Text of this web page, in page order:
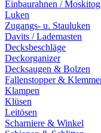
Einbaurahnen /
Luken
Zugangs- u. Stauluken
Davits / Lademasten
Decksbeschläge
Deckorganizer
Decksaugen & Bolzen
Fallenstopper &
Klampen
Klüsen
Leitösen
Scharniere & Winkel